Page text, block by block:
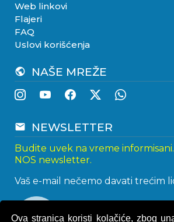
Ova stranica koristi kolačiće, zbog
Web linkovi
Flajeri
FAQ
Uslovi korišćenja
public NAŠE MREŽE
email NEWSLETTER
Budite uvek na vreme
NOS newsletter.
Vaš e-mail nečemo davati trećim